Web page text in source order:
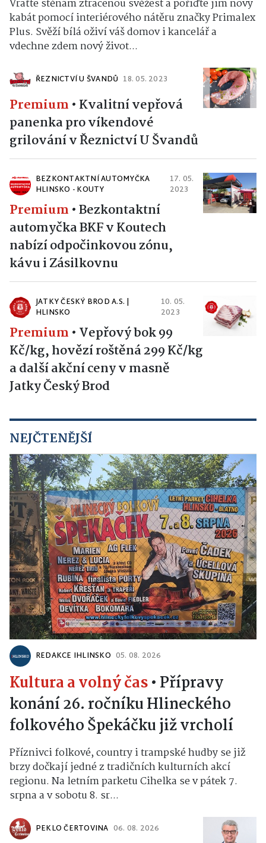
Vraťte stěnám ztracenou svěžest a pořiďte jim nový
kabát pomocí interiérového nátěru značky Primalex
Plus. Svěží bílá oživí váš domov i kancelář a
vdechne zdem nový život...
ŘEZNICTVÍ U ŠVANDŮ 18. 05. 2023
Premium • Kvalitní vepřová
panenka pro víkendové
grilování v Řeznictví U Švandů
BEZKONTAKTNÍ AUTOMYČKA
HLINSKO - KOUTY
17. 05.
2023
Premium •Bezkontaktní
automyčka BKF v Koutech
nabízí odpočinkovou zónu,
kávu i Zásilkovnu
JATKY ČESKÝ BROD A.S. |
HLINSKO
10. 05.
2023
Premium • Vepřový bok 99
Kč/kg, hovězí roštěná 299 Kč/kg
a další akční ceny v masně
Jatky Český Brod
NEJČTENĚJŠÍ
REDAKCE IHLINSKO 05. 08. 2026
Kultura a volný čas• Přípravy
konání 26. ročníku Hlineckého
folkového Špekáčku již vrcholí
Příznivci folkové, country i trampské hudby se již
brzy dočkají jedné z tradičních kulturních akcí
regionu. Na letním parketu Cihelka se v pátek 7.
srpna a v sobotu 8. sr...
PEKLO ČERTOVINA 06. 08. 2026